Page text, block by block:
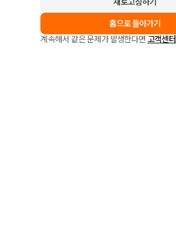
홈으로 돌아가기
계속해서 같은 문제가 발생한다면 고객센터